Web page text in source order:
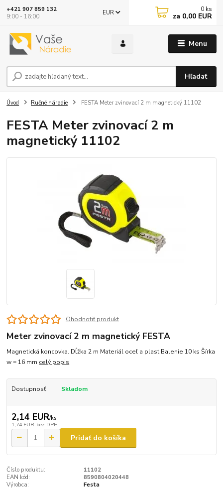
Menu
EUR
Hľadať
+421 907 859 132
9:00 - 16:00
0 ks
za 0,00 EUR
Úvod Ručné náradie FESTA Meter zvinovací 2 m magnetický 11102
FESTA Meter zvinovací 2 m
magnetický 11102
Ohodnotiť produkt
Meter zvinovací 2 m magnetický FESTA
Magnetická koncovka. Dĺžka 2 m Materiál oceľ a plast Balenie 10 ks Šírka
w = 16 mm celý popis
Dostupnosť Skladom
2,14 EUR/ks
1,74 EUR bez DPH
Pridať do košíka
Číslo produktu:
11102
EAN kód:
8590804020448
Výrobca:
Festa